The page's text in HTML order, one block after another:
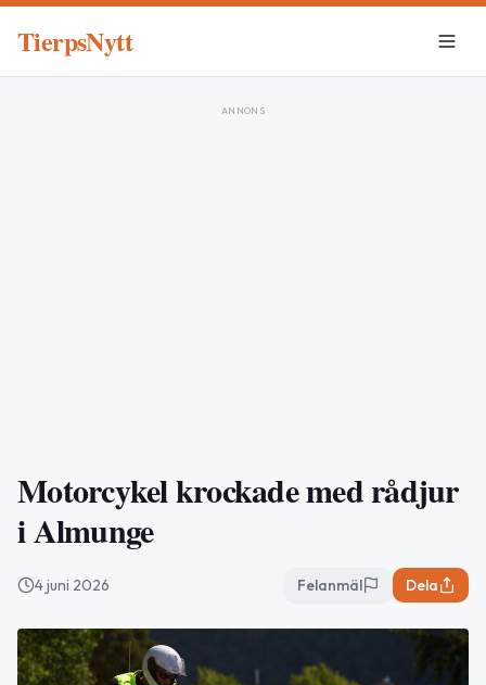
TierpsNytt
ANNONS
Motorcykel krockade med rådjur
i Almunge
4 juni 2026 Felanmäl Dela